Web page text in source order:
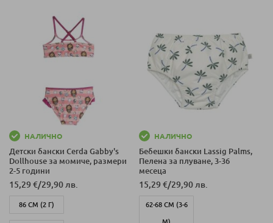
114 СМ (5 Г)
158-164 СМ (13-
14 Г)
НАЛИЧНО
Детски бански Cerda Gabby's
Dollhouse за момиче, размери
2-5 години
15,29 €/29,90 лв.
86 СМ (2 Г)
НАЛИЧНО
Бебешки бански Lassig Palms,
Пелена за плуване, 3-36
месеца
15,29 €/29,90 лв.
62-68 СМ (3-6